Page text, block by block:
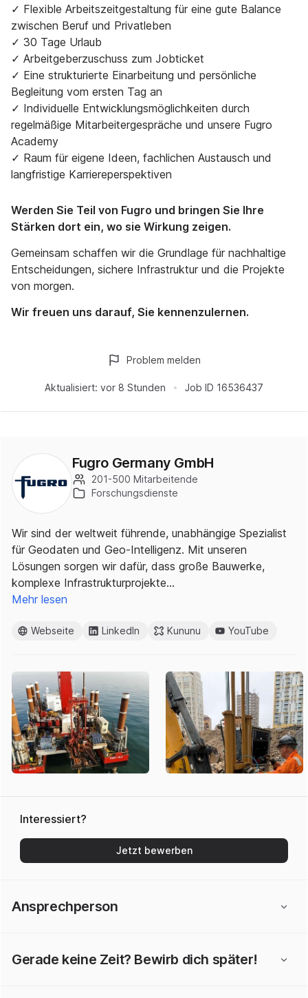
✓ Flexible Arbeitszeitgestaltung für eine gute Balance
zwischen Beruf und Privatleben
✓ 30 Tage Urlaub
✓ Arbeitgeberzuschuss zum Jobticket
✓ Eine strukturierte Einarbeitung und persönliche
Begleitung vom ersten Tag an
✓ Individuelle Entwicklungsmöglichkeiten durch
regelmäßige Mitarbeitergespräche und unsere Fugro
Academy
✓ Raum für eigene Ideen, fachlichen Austausch und
langfristige Karriereperspektiven
Werden Sie Teil von Fugro und bringen Sie Ihre
Stärken dort ein, wo sie Wirkung zeigen.
Gemeinsam schaffen wir die Grundlage für nachhaltige
Entscheidungen, sichere Infrastruktur und die Projekte
von morgen.
Wir freuen uns darauf, Sie kennenzulernen.
Aktualisiert: vor 8 Stunden Job ID 16536437
Problem melden
Fugro Germany GmbH
201-500 Mitarbeitende
Forschungsdienste
Wir sind der weltweit führende, unabhängige Spezialist
für Geodaten und Geo-Intelligenz. Mit unseren
Lösungen sorgen wir dafür, dass große Bauwerke,
komplexe Infrastrukturprojekte…
Mehr lesen
Webseite LinkedIn Kununu YouTube
Interessiert?
Jetzt bewerben
Ansprechperson
Gerade keine Zeit? Bewirb dich später!